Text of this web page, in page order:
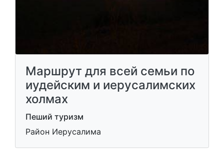
Маршрут для всей семьи по
иудейским и иерусалимских
холмах
Пеший туризм
Район Иерусалима